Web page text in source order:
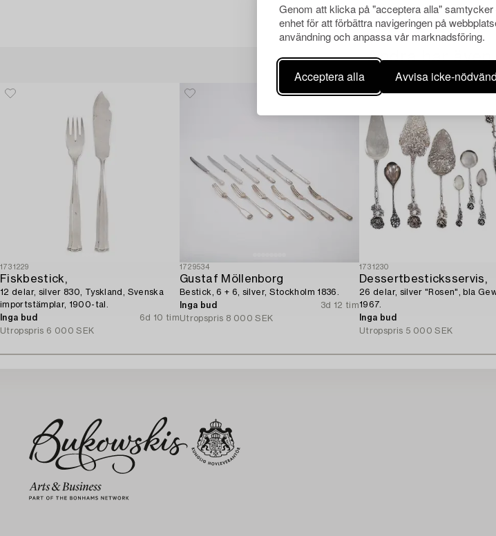
Genom att klicka på "acceptera alla"
enhet för att förbättra navigeringen på
användning och anpassa vår marknadsföring.
Acceptera alla Avvisa icke-
Andra har även
1731229
Fiskbestick,
12 delar, silver 830, Tyskland, Svenska
importstämplar, 1900-tal.
Inga bud
6d 10 tim
Utropspris 6 000 SEK
1729534
Gustaf Möllenborg
Bestick, 6 + 6, silver, Stockholm 1836.
Inga bud
3d 12 tim
Utropspris 8 000 SEK
1731230
Dessertbesticksservis,
26 delar, silver "Rosen", bla
1967.
Inga bud
Utropspris 5 000 SEK